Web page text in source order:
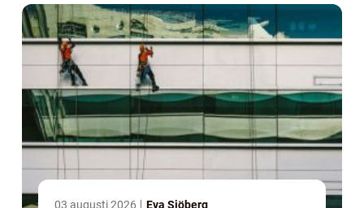
03 augusti 2026 Eva Sjöberg